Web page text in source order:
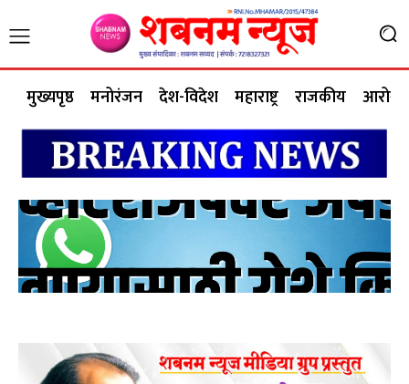
मुख्यपृष्ठ मनोरंजन देश-विदेश महाराष्ट्र राजकीय आरोग्य